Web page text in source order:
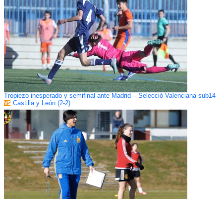
Tropiezo inesperado y semifinal ante Madrid – Selecció Valenciana sub14
Castilla y León (2-2)